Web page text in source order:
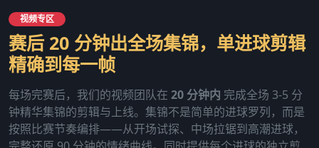
视频专区
赛后 20 分钟出全场集锦，单进球剪辑
精确到每一帧
每场完赛后，我们的视频团队在 20 分钟内 完成全场 3-5 分
钟精华集锦的剪辑与上线。集锦不是简单的进球罗列，而是
按照比赛节奏编排——从开场试探、中场拉锯到高潮进球，